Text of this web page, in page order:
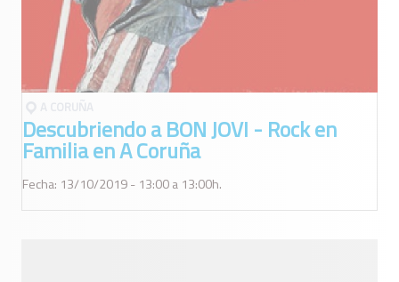
Descubriendo a BON JOVI - Rock en
Familia en A Coruña
Fecha: 13/10/2019 - 13:00 a 13:00h.